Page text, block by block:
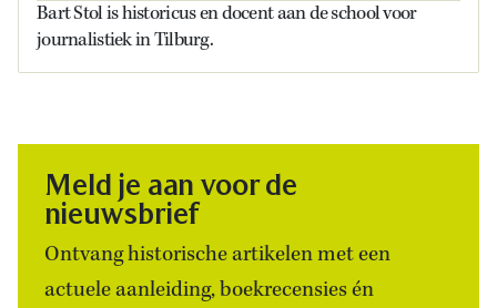
Bart Stol is historicus en docent aan de school voor
journalistiek in Tilburg.
Meld je aan voor de
nieuwsbrief
Ontvang historische artikelen met een
actuele aanleiding, boekrecensies én